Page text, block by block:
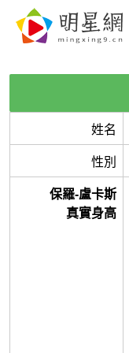
姓名
性別
保羅-盧卡斯
真實身高